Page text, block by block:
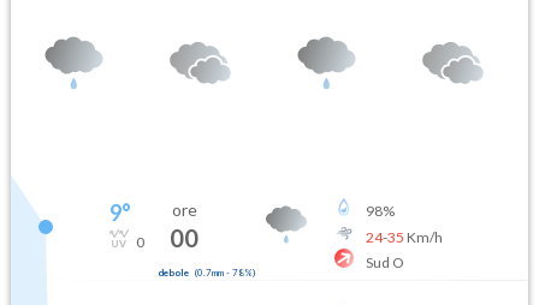
9°
0
ore
00
debole (0.7mm- 78%)
98%
24-35 Km/h
Sud O